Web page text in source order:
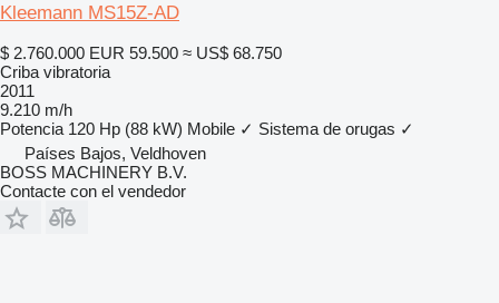
Kleemann MS15Z-AD
$ 2.760.000 EUR 59.500 ≈ US$ 68.750
Criba vibratoria
2011
9.210 m/h
Potencia 120 Hp (88 kW) Mobile ✓ Sistema de orugas ✓
Países Bajos, Veldhoven
BOSS MACHINERY B.V.
Contacte con el vendedor